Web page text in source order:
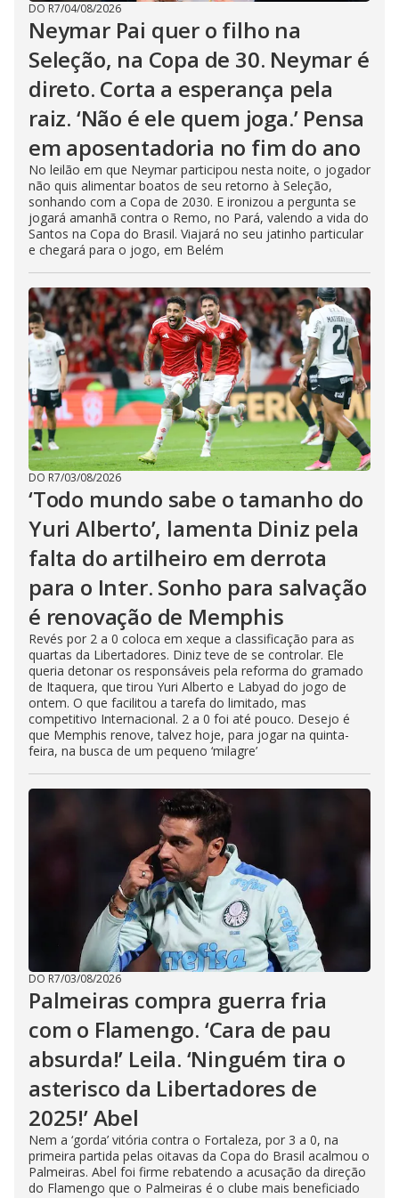
DO R7/04/08/2026
Neymar Pai quer o filho na
Seleção, na Copa de 30. Neymar é
direto. Corta a esperança pela
raiz. ‘Não é ele quem joga.’ Pensa
em aposentadoria no fim do ano
No leilão em que Neymar participou nesta noite, o jogador
não quis alimentar boatos de seu retorno à Seleção,
sonhando com a Copa de 2030. E ironizou a pergunta se
jogará amanhã contra o Remo, no Pará, valendo a vida do
Santos na Copa do Brasil. Viajará no seu jatinho particular
e chegará para o jogo, em Belém
DO R7/03/08/2026
‘Todo mundo sabe o tamanho do
Yuri Alberto’, lamenta Diniz pela
falta do artilheiro em derrota
para o Inter. Sonho para salvação
é renovação de Memphis
Revés por 2 a 0 coloca em xeque a classificação para as
quartas da Libertadores. Diniz teve de se controlar. Ele
queria detonar os responsáveis pela reforma do gramado
de Itaquera, que tirou Yuri Alberto e Labyad do jogo de
ontem. O que facilitou a tarefa do limitado, mas
competitivo Internacional. 2 a 0 foi até pouco. Desejo é
que Memphis renove, talvez hoje, para jogar na quinta-
feira, na busca de um pequeno ‘milagre’
DO R7/03/08/2026
Palmeiras compra guerra fria
com o Flamengo. ‘Cara de pau
absurda!’ Leila. ‘Ninguém tira o
asterisco da Libertadores de
2025!’ Abel
Nem a ‘gorda’ vitória contra o Fortaleza, por 3 a 0, na
primeira partida pelas oitavas da Copa do Brasil acalmou o
Palmeiras. Abel foi firme rebatendo a acusação da direção
do Flamengo que o Palmeiras é o clube mais beneficiado